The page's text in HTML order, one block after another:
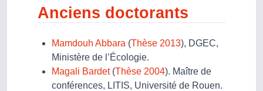
Anciens doctorants
Mamdouh Abbara (Thèse 2013), DGEC,
Ministère de l’Écologie.
Magali Bardet(Thèse 2004). Maître de
conférences, LITIS, Université de Rouen.